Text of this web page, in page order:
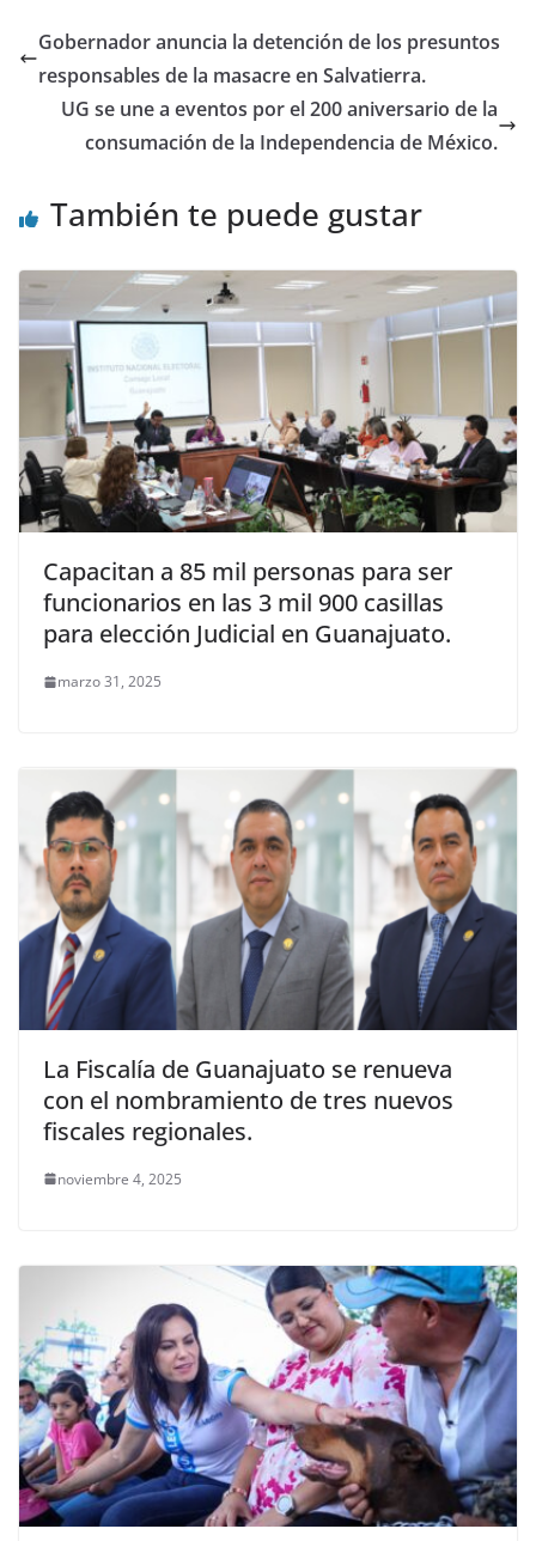
o
o
k
p
p
n
Gobernador anuncia la detención de los presuntos
responsables de la masacre en Salvatierra.
UG se une a eventos por el 200 aniversario de la
consumación de la Independencia de México.
También te puede gustar
Capacitan a 85 mil personas para ser
funcionarios en las 3 mil 900 casillas
para elección Judicial en Guanajuato.
marzo 31, 2025
La Fiscalía de Guanajuato se renueva
con el nombramiento de tres nuevos
fiscales regionales.
noviembre 4, 2025